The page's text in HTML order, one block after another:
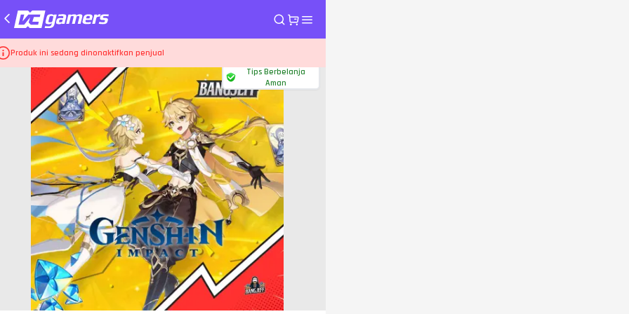
Produk ini sedang dinonaktifkan penjual
Top Up Game Genshin Impact Blessing Welkin Moon x4
Tips Berbelanja
Aman